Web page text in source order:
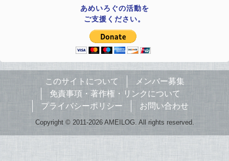
あめいろぐの活動を
ご支援ください。
このサイトについて
メンバー募集
免責事項・著作権・リンクについて
プライバシーポリシー
お問い合わせ
Copyright © 2011-2026 AMEILOG. All rights reserved.